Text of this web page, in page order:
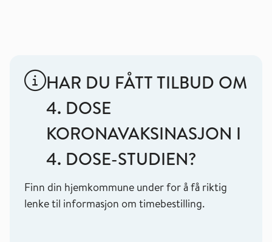
HAR DU FÅTT TILBUD OM
4. DOSE
KORONAVAKSINASJON I
4. DOSE-STUDIEN?
Finn din hjemkommune under for å få riktig
lenke til informasjon om timebestilling.